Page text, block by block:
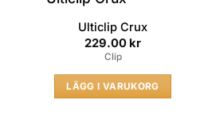
Ulticlip Crux
229.00 kr
Clip
LÄGG I VARUKORG